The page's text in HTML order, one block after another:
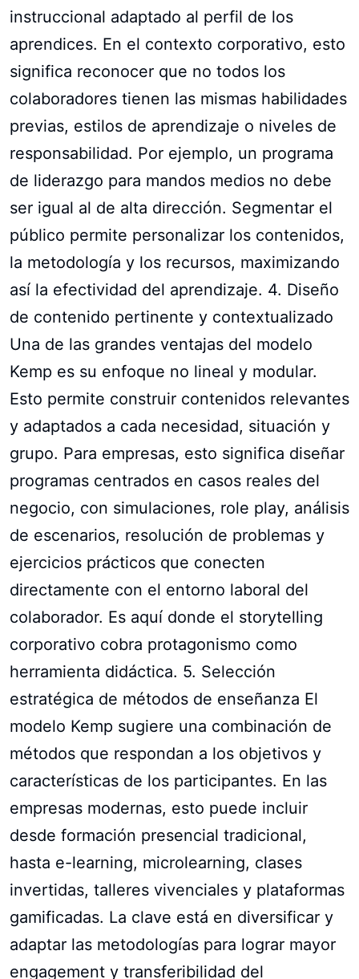
instruccional adaptado al perfil de los
aprendices. En el contexto corporativo, esto
significa reconocer que no todos los
colaboradores tienen las mismas habilidades
previas, estilos de aprendizaje o niveles de
responsabilidad. Por ejemplo, un programa
de liderazgo para mandos medios no debe
ser igual al de alta dirección. Segmentar el
público permite personalizar los contenidos,
la metodología y los recursos, maximizando
así la efectividad del aprendizaje. 4. Diseño
de contenido pertinente y contextualizado
Una de las grandes ventajas del modelo
Kemp es su enfoque no lineal y modular.
Esto permite construir contenidos relevantes
y adaptados a cada necesidad, situación y
grupo. Para empresas, esto significa diseñar
programas centrados en casos reales del
negocio, con simulaciones, role play, análisis
de escenarios, resolución de problemas y
ejercicios prácticos que conecten
directamente con el entorno laboral del
colaborador. Es aquí donde el storytelling
corporativo cobra protagonismo como
herramienta didáctica. 5. Selección
estratégica de métodos de enseñanza El
modelo Kemp sugiere una combinación de
métodos que respondan a los objetivos y
características de los participantes. En las
empresas modernas, esto puede incluir
desde formación presencial tradicional,
hasta e-learning, microlearning, clases
invertidas, talleres vivenciales y plataformas
gamificadas. La clave está en diversificar y
adaptar las metodologías para lograr mayor
engagement y transferibilidad del